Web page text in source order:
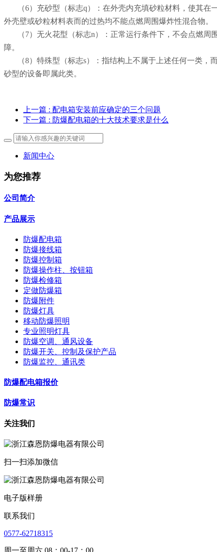
（6）充砂型（标志q）：在外壳内充填砂粒材料，使其在
外壳壁或砂粒材料表而的过热均不能点燃周围爆炸性混合物。
（7）无火花型（标志n）：正常运行条件下，不会点燃周
障。
（8）特殊型（标志s）：指结构上不属于上述任何一类，
砂型的设备即属此类。
上一篇 : 配电箱安装前应确定的三个问题
下一篇 : 防爆配电箱的十大技术要求是什么
新闻中心
为您推荐
公司简介
产品展示
防爆配电箱
防爆接线箱
防爆控制箱
防爆操作柱、按钮箱
防爆检修箱
定做防爆箱
防爆附件
防爆灯具
移动防爆照明
专业照明灯具
防爆空调、通风设备
防爆开关、控制及保护产品
防爆监控、通讯类
防爆配电箱报价
防爆常识
关注我们
扫一扫添加微信
电子版样册
联系我们
0577-62718315
周一至周六 08：00-17：00